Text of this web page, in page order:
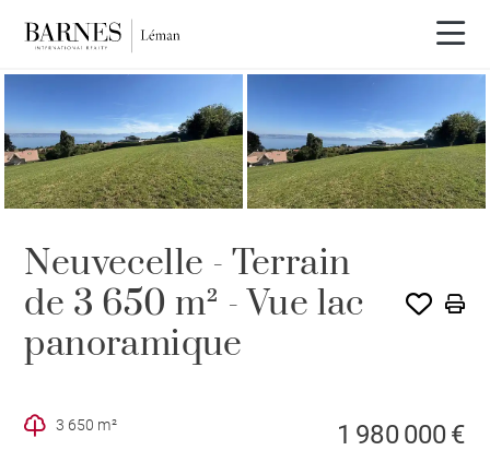
Neuvecelle - Terrain
de 3 650 m² - Vue lac
panoramique
3 650 m² 1 980 000 €